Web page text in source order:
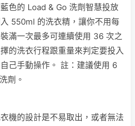
色的 Load & Go 洗劑智慧投放
550ml 的洗衣精，讓你不用每
滿一次最多可連續使用 36 次之
的洗衣行程跟重量來判定要投入
己手動操作。 註：建議使用 6
劑。
機的設計是不易取出，或者無法